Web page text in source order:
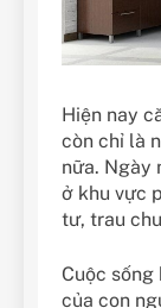
Hiện nay
còn chỉ là
nữa. Ngày
ở khu vực
tư, trau
Cuộc sống
của con